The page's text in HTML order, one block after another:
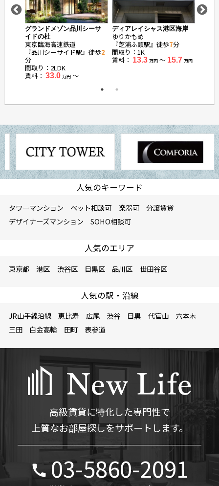
グランドメゾン品川シーサ
イドの杜
東京臨海高速鉄道
『品川シーサイド駅』徒歩2
分
間取り：2LDK
賃料： 33.0 万円 〜
ディアレイシャス港区海岸
ゆりかもめ
『芝浦ふ頭駅』徒歩7分
間取り：1K
賃料： 13.3 万円 〜 15.7 万円
人気のキーワード
タワーマンション ペット相談可 楽器可
分譲賃貸
デザイナーズマンション
SOHO相談可
人気のエリア
東京都 港区 渋谷区 目黒区 品川区 世田谷区
人気の駅・沿線
JR山手線沿線 恵比寿 広尾 渋谷 目黒 代官山
六本木
三田
白金高輪 田町 表参道
高級賃貸に特化した専門性で
上質なお部屋探しをサポートします。
03-5860-2091